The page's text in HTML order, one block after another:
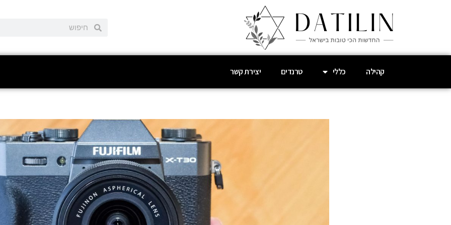
קהילה כללי טרנדים יצירת קשר